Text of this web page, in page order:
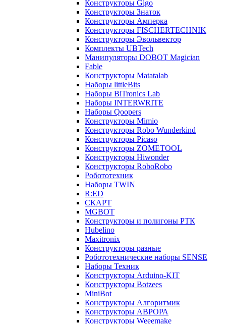
Конструкторы Gigo
Конструкторы Знаток
Конструкторы Амперка
Конструкторы FISCHERTECHNIK
Конструкторы Эвольвектор
Комплекты UBTech
Манипуляторы DOBOT Magician
Fable
Конструкторы Matatalab
Наборы littleBits
Наборы BiTronics Lab
Наборы INTERWRITE
Наборы Qoopers
Конструкторы Mimio
Конструкторы Robo Wunderkind
Конструкторы Picaso
Конструкторы ZOMETOOL
Конструкторы Hiwonder
Конструкторы RoboRobo
Робототехник
Наборы TWIN
R:ED
СКАРТ
MGBOT
Конструкторы и полигоны РТК
Hubelino
Maxitronix
Конструкторы разные
Робототехнические наборы SENSE
Наборы Техник
Конструкторы Arduino-KIT
Конструкторы Botzees
MiniBot
Конструкторы Алгоритмик
Конструкторы АВРОРА
Конструкторы Weeemake